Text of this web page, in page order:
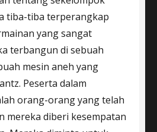
tiba-tiba terperangkap
yang sangat
terbangun di sebuah
mesin aneh yang
Peserta dalam
orang-orang yang telah
mereka diberi kesempatan